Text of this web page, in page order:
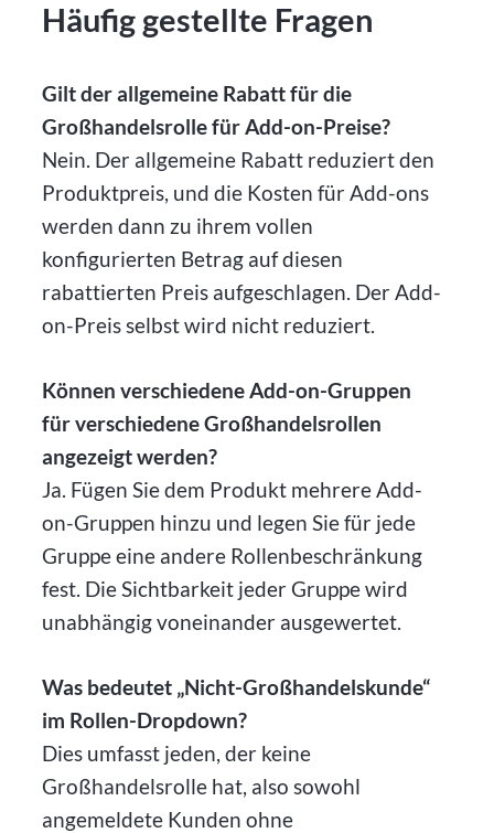
Häufig gestellte Fragen
Gilt der allgemeine Rabatt für die
Großhandelsrolle für Add-on-Preise?
Nein. Der allgemeine Rabatt reduziert den
Produktpreis, und die Kosten für Add-ons
werden dann zu ihrem vollen
konfigurierten Betrag auf diesen
rabattierten Preis aufgeschlagen. Der Add-
on-Preis selbst wird nicht reduziert.
Können verschiedene Add-on-Gruppen
für verschiedene Großhandelsrollen
angezeigt werden?
Ja. Fügen Sie dem Produkt mehrere Add-
on-Gruppen hinzu und legen Sie für jede
Gruppe eine andere Rollenbeschränkung
fest. Die Sichtbarkeit jeder Gruppe wird
unabhängig voneinander ausgewertet.
Was bedeutet „Nicht-Großhandelskunde“
im Rollen-Dropdown?
Dies umfasst jeden, der keine
Großhandelsrolle hat, also sowohl
angemeldete Kunden ohne